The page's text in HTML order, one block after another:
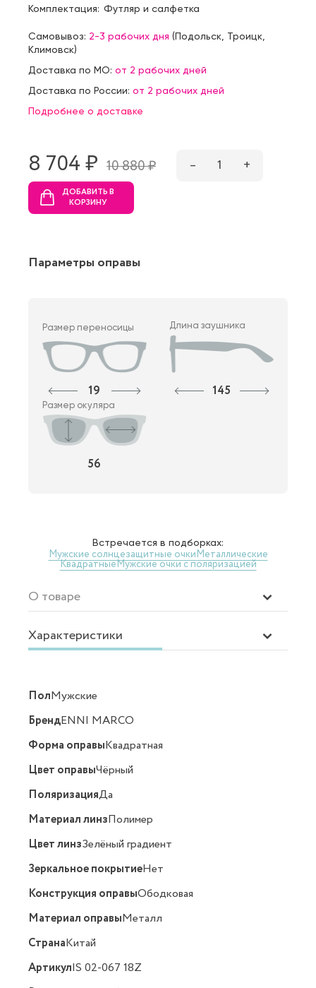
Комплектация: Футляр и салфетка
Самовывоз: 2-3 рабочих дня (Подольск Троицк
Климовск)
Доставка по МО: от 2 рабочих дней
Доставка по России: от 2 рабочих дней
Подробнее о доставке
8 704 ₷ 10 880 ₷ – 1 +
ДОБАВИТЬ В
КОРЗИНУ
Параметры оправы
Размер переносицы
19
Длина заушника
145
Размер окуляра
56
Встречается в подборках:
Мужские солнцезащитные очкиМеталлические
КвадратныеМужские очки с поляризацией
О товаре
Характеристики
ПолМужские
БрендENNI MARCO
Форма оправыКвадратная
Цвет оправыЧёрный
ПоляризацияДа
Материал линзПолимер
Цвет линзЗелёный градиент
Зеркальное покрытиеНет
Конструкция оправыОбодковая
Материал оправыМеталл
СтранаКитай
АртикулIS 02-067 18Z